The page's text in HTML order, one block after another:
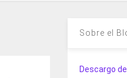
Sobre el
Descargo